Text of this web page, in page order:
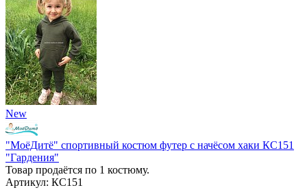
New
"МоёДитё" спортивный костюм футер с начёсом хаки КС151
"Гардения"
Товар продаётся по 1 костюму.
Артикул: КС151